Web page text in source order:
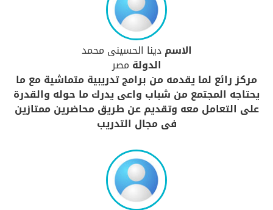
الاسمدينا الحسينى محمد
الدولة مصر
مركز رائع لما يقدمه من برامج تدريبية متماشية مع ما
يحتاجه المجتمع من شباب واعى يدرك ما حوله والقدرة
على التعامل معه وتقديم عن طريق محاضرين ممتازين
فى مجال التدريب